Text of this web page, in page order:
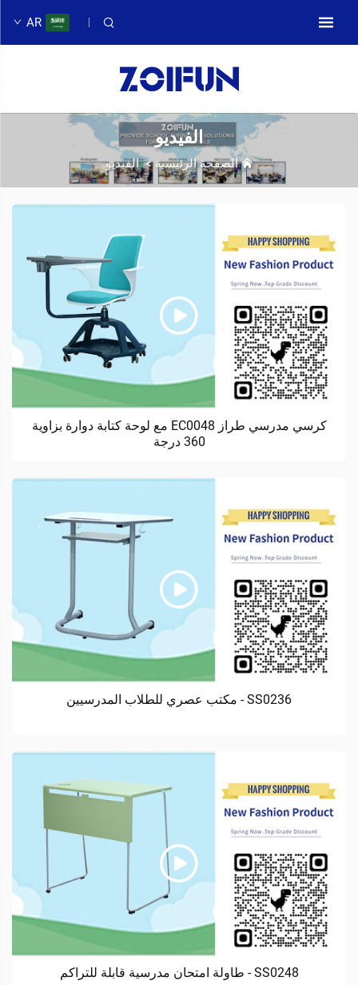
AR
الفيديو
الصفحة الرئيسية>الفيديو
كرسي مدرسي طراز EC0048 مع لوحة كتابة دوارة بزاوية
360 درجة
SS0236 - مكتب عصري للطلاب المدرسيين
SS0248 - طاولة امتحان مدرسية قابلة للتراكم